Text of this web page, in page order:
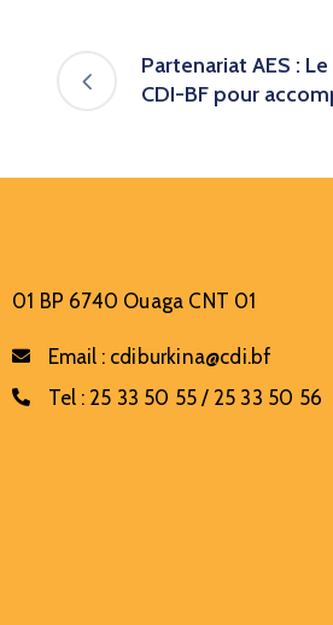
Partenariat AES :
CDI-BF pour
01 BP 6740 Ouaga CNT 01
Email : cdiburkina@cdi.bf
Tel : 25 33 50 55 / 25 33 50 56